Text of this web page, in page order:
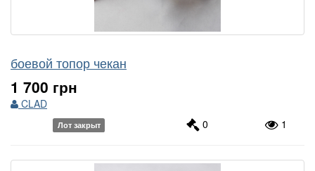
боевой топор чекан
1 700 грн
CLAD
Лот закрыт 0 1